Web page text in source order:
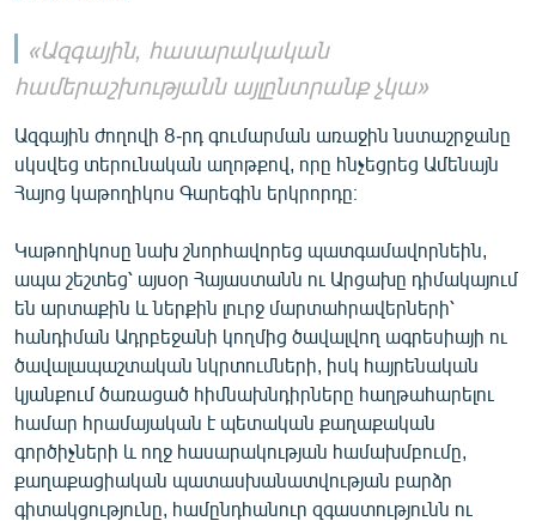
«Ազգային, հասարակական
համերաշխությանն այլընտրանք չկա»
Ազգային ժողովի 8-րդ գումարման առաջին նստաշրջանը
սկսվեց տերունական աղոթքով, որը հնչեցրեց Ամենայն
Հայոց կաթողիկոս Գարեգին երկրորդը։
Կաթողիկոսը նախ շնորհավորեց պատգամավորնեին,
ապա շեշտեց՝ այսօր Հայաստանն ու Արցախը դիմակայում
են արտաքին և ներքին լուրջ մարտահրավերների՝
հանդիման Ադրբեջանի կողմից ծավալվող ագրեսիայի ու
ծավալապաշտական նկրտումների, իսկ հայրենական
կյանքում ծառացած հիմնախնդիրները հաղթահարելու
համար հրամայական է պետական քաղաքական
գործիչների և ողջ հասարակության համախմբումը,
քաղաքացիական պատասխանատվության բարձր
գիտակցությունը, համընդհանուր զգաստությունն ու